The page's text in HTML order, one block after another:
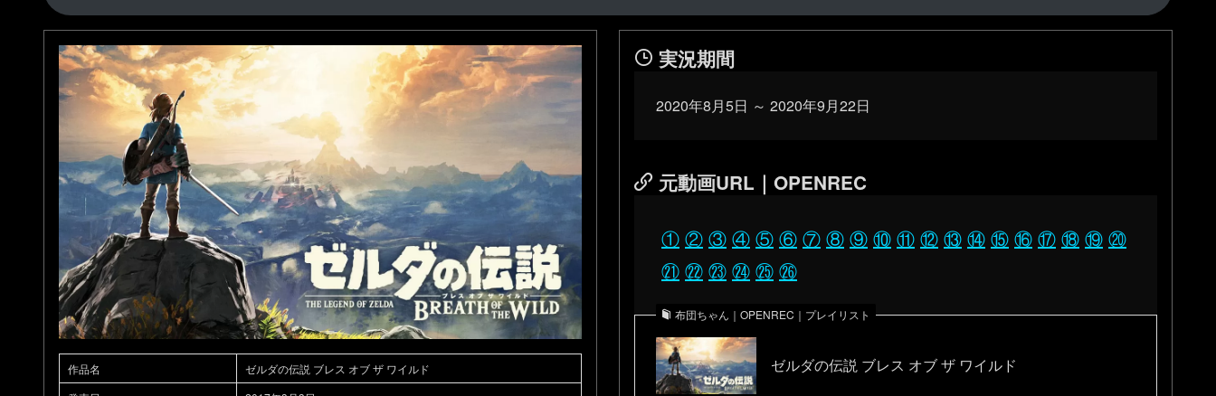
作品名
ゼルダの伝説 ブレス オブ ザ ワイルド
実況期間
2020年8月5日 ～ 2020年9月22日
元動画URL｜OPENREC
① ② ③ ④ ⑤ ⑥ ⑦ ⑧ ⑨ ⑩ ⑪ ⑫ ⑬ ⑭ ⑮ ⑯ ⑰ ⑱ ⑲ ⑳
㉑ ㉒ ㉓ ㉔ ㉕ ㉖
布団ちゃん｜OPENREC｜プレイリスト
ゼルダの伝説 ブレス オブ ザ ワイルド